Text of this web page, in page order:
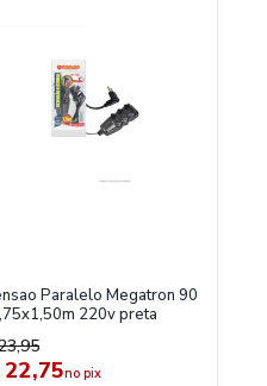
Paralelo Megatron 90
220v preta
22,75no pix